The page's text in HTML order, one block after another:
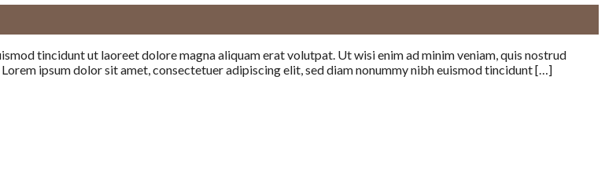
tincidunt ut laoreet dolore magna aliquam erat volutpat. Ut wisi enim ad minim veniam, quis nostrud
ipsum dolor sit amet, consectetuer adipiscing elit, sed diam nonummy nibh euismod tincidunt […]